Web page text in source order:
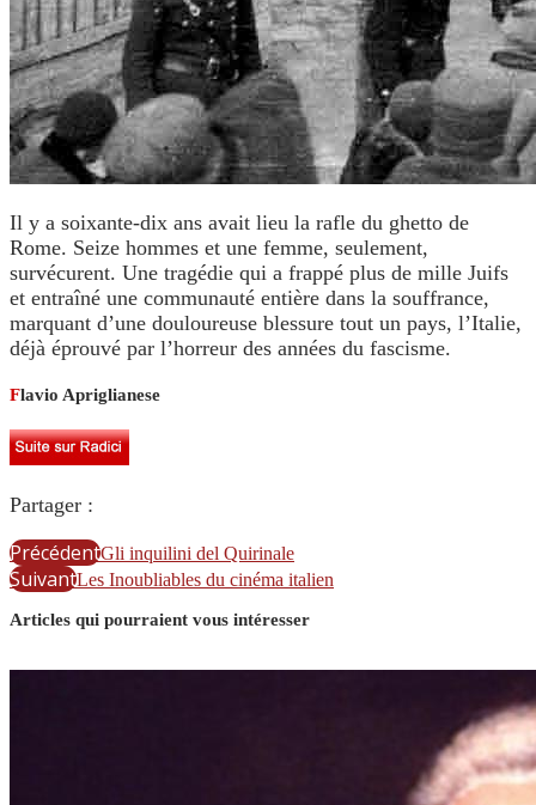
Il y a soixante-dix ans avait lieu la rafle du ghetto de
Rome. Seize hommes et une femme, seulement,
survécurent. Une tragédie qui a frappé plus de mille Juifs
et entraîné une communauté entière dans la souffrance,
marquant d’une douloureuse blessure tout un pays, l’Italie,
déjà éprouvé par l’horreur des années du fascisme.
Flavio Apriglianese
Partager :
PrécédentGli inquilini del Quirinale
SuivantLes Inoubliables du cinéma italien
Articles qui pourraient vous intéresser